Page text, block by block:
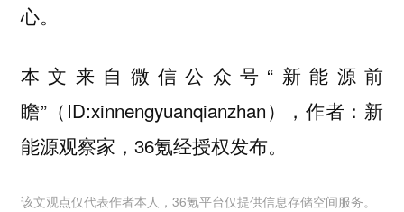
心。
本文来自微信公众号“新能源前
瞻”（ID:xinnengyuanqianzhan），作者：新
能源观察家，36氪经授权发布。
该文观点仅代表作者本人，36氪平台仅提供信息存储空间服务。